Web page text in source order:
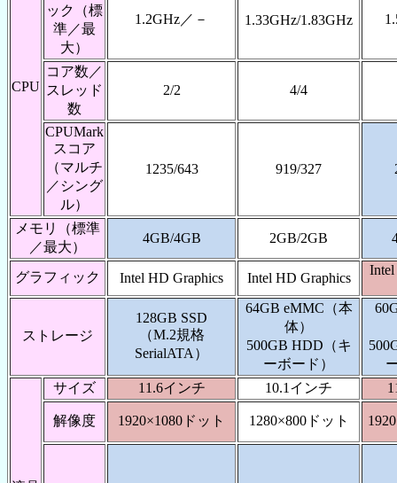
CPU
ック（標
準／最
大）
1.2GHz／－ 1.33GHz/1.83GHz
コア数／
スレッド
数
2/2 4/4
CPUMark
スコア
（マルチ
／シング
ル）
1235/643 919/327
メモリ（標準
／最大）
4GB/4GB 2GB/2GB
グラフィック Intel HD Graphics Intel HD Graphics
ストレージ
128GB SSD
（M.2規格
SerialATA）
64GB eMMC（本
体）
500GB HDD（キ
ーボード）
サイズ 11.6インチ 10.1インチ
解像度 1920×1080ドット 1280×800ドット